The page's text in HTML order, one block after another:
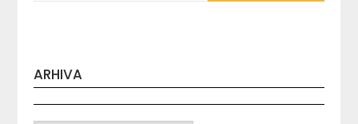
ARHIVA